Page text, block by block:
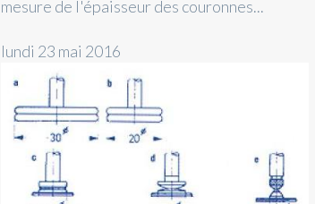
mesure de l'épaisseur des couronnes...
lundi 23 mai 2016